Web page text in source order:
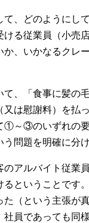
、どのようにし
ける従業員（小売
か、いかなるクレ
て、「食事に髪
は慰謝料）を払
①～③のいずれの
う問題を明確に分
のアルバイト従
ということです。
（という主張が
社員であっても同